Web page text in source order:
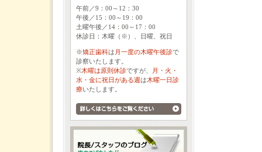
午前／9：00～12：30
午後／15：00～19：00
土曜午後／14：00～17：00
休診日：木曜（※）、日曜、祝日
※矯正歯科は 月一度の木曜午後診で
診察いたします。
※木曜は原則休診ですが、
月・火・
水・金に祝日がある週は木曜一日診
療いたします。